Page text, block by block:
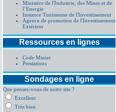
Ministère de l'Industrie, des Mines et de
l’Energie
Instance Tunisienne de l'Investissement
Agence de promotion de l'Investissement
Extérieur
Ressources en lignes
Code Minier
Prestations
Sondages en ligne
Que pensez-vous de notre site ?
Excellent
Très bien